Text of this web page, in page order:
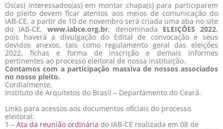
Os(as) interessados(as) em montar chapa(s) para participarem
do pleito devem ficar atentos aos meios de comunicação do
IAB-CE, a partir de 10 de novembro será criada uma aba no site
do IAB-CE,www.iabce.org.br, denominada ELEIÇÕES 2022,
pois haverá a divulgação do Edital de convocação e seus
devidos anexos, tais como regulamento geral das eleições
2022, fichas e forma de inscrição e demais informes
pertinentes ao processo eleitoral de nossa instituição.
Contamos com a participação massiva de nossos associados
no nosso pleito.
Cordialmente,
Instituto de Arquitetos do Brasil – Departamento do Ceará.
Links para acessos aos documentos oficiais do processo
eleitoral:
1 – Ata da reunião ordinária do IAB-CE realizada em 08 de